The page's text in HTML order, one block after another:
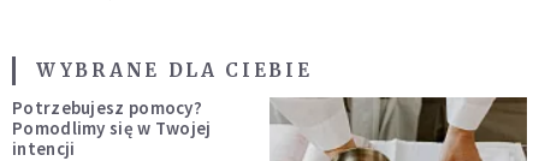
WYBRANE DLA CIEBIE
Potrzebujesz pomocy?
Pomodlimy się w Twojej
intencji